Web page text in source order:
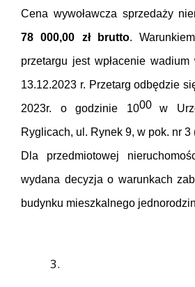
Cena wywoławcza sprzedaży
78 000,00 zł brutto.
przetargu jest wpłacenie
13.12.2023 r. Przetarg odbędzie
2023r. o godzinie 1000
w
Ryglicach, ul. Rynek 9, w pok. nr 3
Dla przedmiotowej
wydana decyzja o warunkach
budynku mieszkalnego